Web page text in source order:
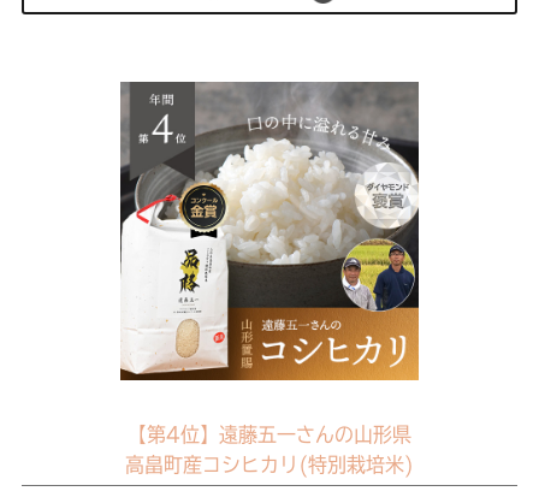
【第4位】遠藤五一さんの山形県
高畠町産コシヒカリ(特別栽培米)